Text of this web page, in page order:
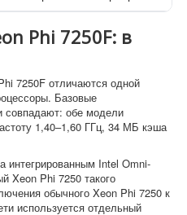
Phi 7250F: в
7250F отличаются одной
Базовые
совпадают: обе модели
1,40–1,60 ГГц, 34 МБ кэша
интегрированным Intel Omni-
Xeon Phi 7250 такого
обычного Xeon Phi 7250 к
используется отдельный